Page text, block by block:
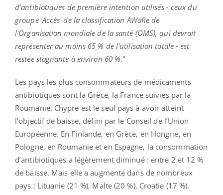
d'antibiotiques de première intention utilisés - ceux du
groupe 'Accès' de la classification AWaRe de
l'Organisation mondiale de la santé (OMS), qui devrait
représenter au moins 65 % de l'utilisation totale - est
restée stagnante à environ 60 %."
Les pays les plus consommateurs de médicaments
antibiotiques sont la Grèce, la France suivies par la
Roumanie. Chypre est le seul pays à avoir atteint
l’objectif de baisse, défini par le Conseil de l’Union
Européenne. En Finlande, en Grèce, en Hongrie, en
Pologne, en Roumanie et en Espagne, la consommation
d’antibiotiques a légèrement diminué : entre 2 et 12 %
de baisse. Mais elle a augmenté dans de nombreux
pays : Lituanie (21 %), Malte (20 %), Croatie (17 %).